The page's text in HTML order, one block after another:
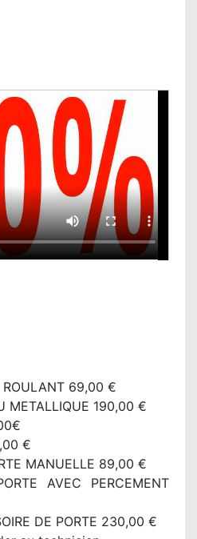
ROULANT 69,00 €
METALLIQUE 190,00 €
€
MANUELLE 89,00 €
AVEC PERCEMENT
DE PORTE 230,00 €